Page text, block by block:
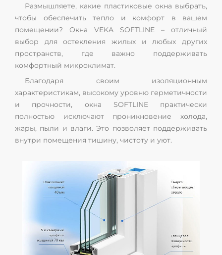
Размышляете, какие пластиковые окна выбрать,
чтобы обеспечить тепло и комфорт в вашем
помещении? Окна VEKA SOFTLINE – отличный
выбор для остекления жилых и любых других
пространств, где важно поддерживать
комфортный микроклимат.
Благодаря своим изоляционным
характеристикам, высокому уровню герметичности
и прочности, окна SOFTLINE практически
полностью исключают проникновение холода,
жары, пыли и влаги. Это позволяет поддерживать
внутри помещения тишину, чистоту и уют.